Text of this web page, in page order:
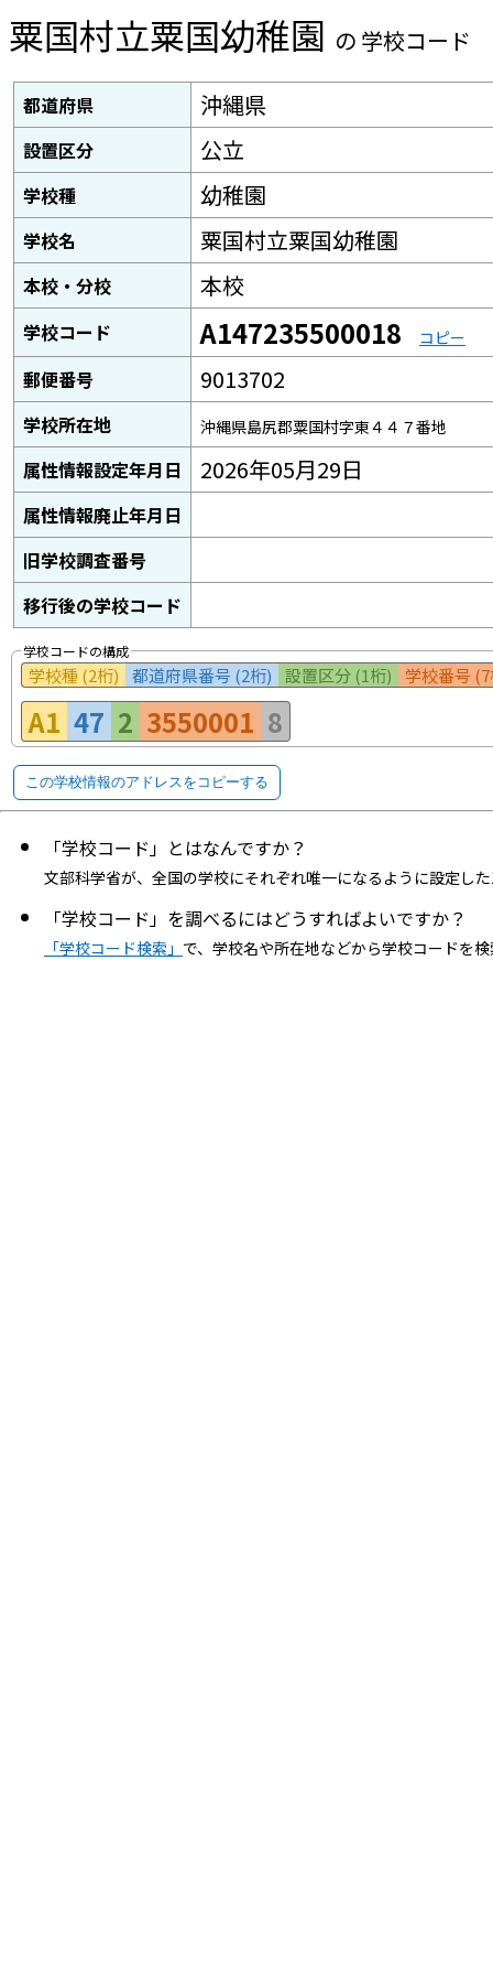
粟国村立粟国幼稚園 の 学校コード
都道府県 沖縄県
設置区分 公立
学校種 幼稚園
学校名 粟国村立粟国幼稚園
本校・分校 本校
学校コード A147235500018 コピー
郵便番号 9013702
学校所在地 沖縄県島尻郡粟国村字東４４７番地
属性情報設定年月日 2026年05月29日
属性情報廃止年月日
旧学校調査番号
移行後の学校コード
学校コードの構成
学校種 (2桁) 都道府県番号 (2桁) 設置区分 (1桁) 学校番号
A1 47 2 3550001 8
この学校情報のアドレスをコピーする
「学校コード」とはなんですか？
文部科学省が、全国の学校にそれぞれ唯一になるように設定し
「学校コード」を調べるにはどうすればよいですか？
「学校コード検索」 で、学校名や所在地などから学校コードを